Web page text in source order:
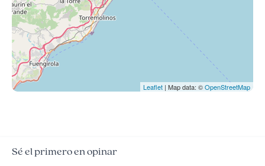
Leaflet | Map data: ©OpenStreetMap
Sé el primero en opinar